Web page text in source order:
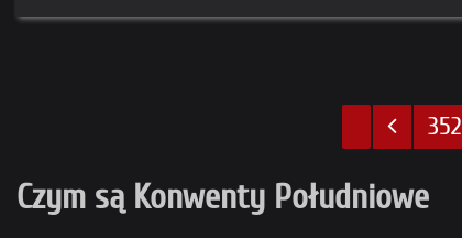
352
Czym są Konwenty Południowe